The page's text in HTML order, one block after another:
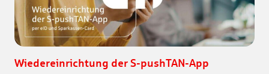
Wiedereinrichtung der S-pushTAN-App